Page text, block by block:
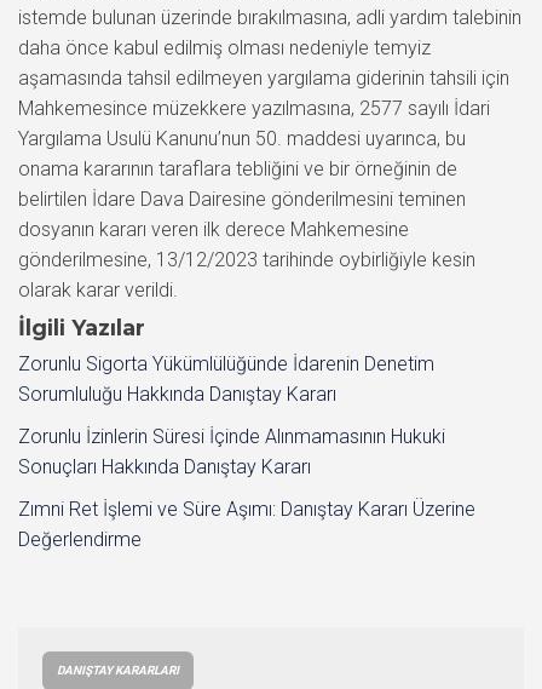
istemde bulunan üzerinde bırakılmasına, adli yardım talebinin
daha önce kabul edilmiş olması nedeniyle temyiz
aşamasında tahsil edilmeyen yargılama giderinin tahsili için
Mahkemesince müzekkere yazılmasına, 2577 sayılı İdari
Yargılama Usulü Kanunu’nun 50. maddesi uyarınca, bu
onama kararının taraflara tebliğini ve bir örneğinin de
belirtilen İdare Dava Dairesine gönderilmesini teminen
dosyanın kararı veren ilk derece Mahkemesine
gönderilmesine, 13/12/2023 tarihinde oybirliğiyle kesin
olarak karar verildi.
İlgili Yazılar
Zorunlu Sigorta Yükümlülüğünde İdarenin Denetim
Sorumluluğu Hakkında Danıştay Kararı
Zorunlu İzinlerin Süresi İçinde Alınmamasının Hukuki
Sonuçları Hakkında Danıştay Kararı
Zımni Ret İşlemi ve Süre Aşımı: Danıştay Kararı Üzerine
Değerlendirme
DANIŞTAY KARARLARI